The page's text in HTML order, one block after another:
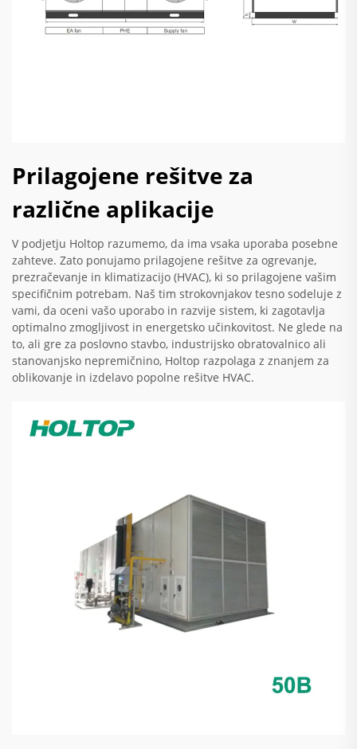
Prilagojene rešitve za
različne aplikacije
V podjetju Holtop razumemo, da ima vsaka uporaba posebne
zahteve. Zato ponujamo prilagojene rešitve za ogrevanje,
prezračevanje in klimatizacijo (HVAC), ki so prilagojene vašim
specifičnim potrebam. Naš tim strokovnjakov tesno sodeluje z
vami, da oceni vašo uporabo in razvije sistem, ki zagotavlja
optimalno zmogljivost in energetsko učinkovitost. Ne glede na
to, ali gre za poslovno stavbo, industrijsko obratovalnico ali
stanovanjsko nepremičnino, Holtop razpolaga z znanjem za
oblikovanje in izdelavo popolne rešitve HVAC.